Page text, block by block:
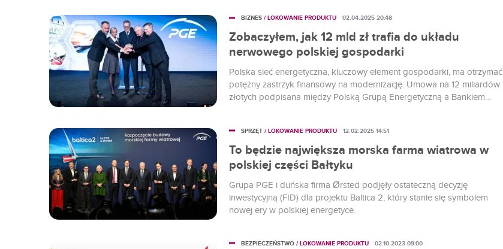
Zobaczyłem, jak 12 mld zł trafia do układu
nerwowego polskiej gospodarki
Polska sieć energetyczna, kluczowy element gospodarki, ma otrzymać
potężny zastrzyk finansowy na modernizację. Umowa na 12 miliardów
złotych podpisana między Polską Grupą Energetyczną a Bankiem
BIZNES / LOKOWANIE PRODUKTU 02.04.2025 20:48
To będzie największa morska farma wiatrowa w
polskiej części Bałtyku
Grupa PGE i duńska firma Ørsted podjęły ostateczną decyzję
inwestycyjną (FID) dla projektu Baltica 2, który stanie się symbolem
nowej ery w polskiej energetyce.
SPRZĘT / LOKOWANIE PRODUKTU 12.02.2025 14:51
BEZPIECZEŃSTWO / LOKOWANIE PRODUKTU 02.10.2023 09:00